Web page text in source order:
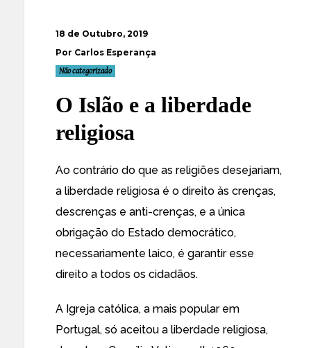
18 de Outubro, 2019
Por Carlos Esperança
Não categorizado
O Islão e a liberdade
religiosa
Ao contrário do que as religiões desejariam,
a liberdade religiosa é o direito às crenças,
descrenças e anti-crenças, e a única
obrigação do Estado democrático,
necessariamente laico, é garantir esse
direito a todos os cidadãos.
A Igreja católica, a mais popular em
Portugal, só aceitou a liberdade religiosa,